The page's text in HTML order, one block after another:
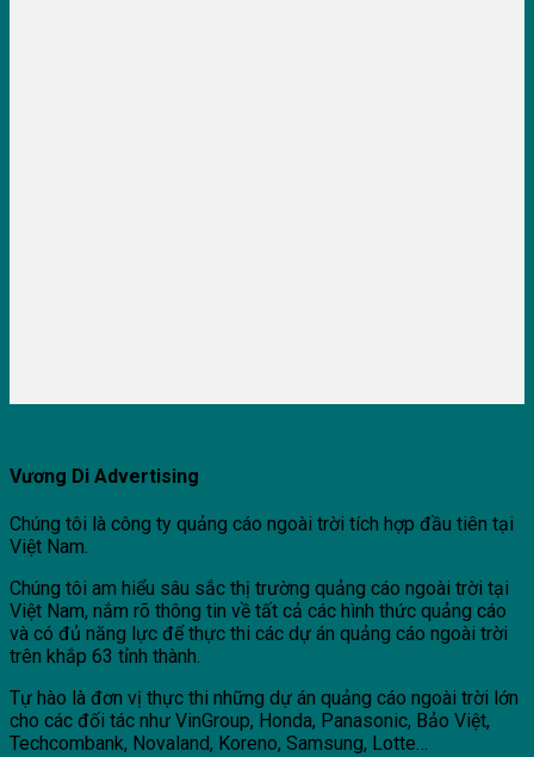
Vương Di Advertising
Chúng tôi là công ty quảng cáo ngoài trời tích hợp đầu tiên tại
Việt Nam.
Chúng tôi am hiểu sâu sắc thị trường quảng cáo ngoài trời tại
Việt Nam, nắm rõ thông tin về tất cả các hình thức quảng cáo
và có đủ năng lực để thực thi các dự án quảng cáo ngoài trời
trên khắp 63 tỉnh thành.
Tự hào là đơn vị thực thi những dự án quảng cáo ngoài trời lớn
cho các đối tác như VinGroup, Honda, Panasonic, Bảo Việt,
Techcombank, Novaland, Koreno, Samsung, Lotte…